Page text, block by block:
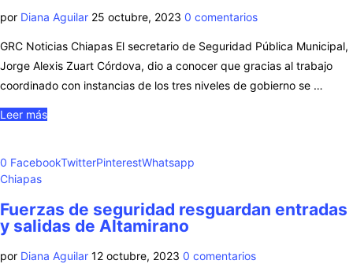
por Diana Aguilar 25 octubre, 2023 0 comentarios
GRC Noticias Chiapas El secretario de Seguridad Pública Municipal,
Jorge Alexis Zuart Córdova, dio a conocer que gracias al trabajo
coordinado con instancias de los tres niveles de gobierno se …
Leer más
0 FacebookTwitterPinterestWhatsapp
Chiapas
Fuerzas de seguridad resguardan entradas
y salidas de Altamirano
por Diana Aguilar 12 octubre, 2023 0 comentarios